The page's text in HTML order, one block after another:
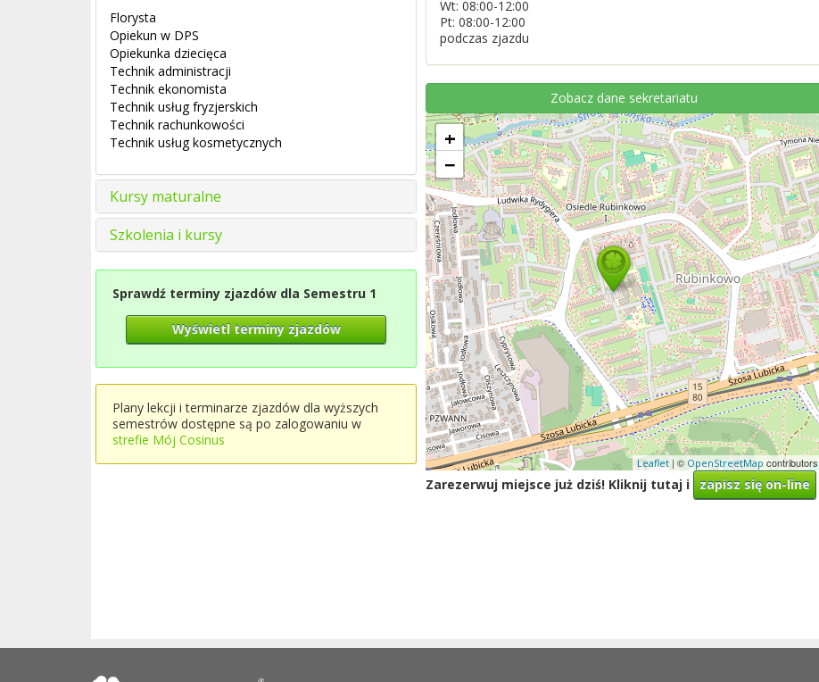
Florysta
Opiekun w DPS
Opiekunka dziecięca
Technik administracji
Technik ekonomista
Technik usług fryzjerskich
Technik rachunkowości
Technik usług kosmetycznych
Kursy maturalne
Szkolenia i kursy
Sprawdź terminy zjazdów dla Semestru 1
Wyświetl terminy zjazdów
Plany lekcji i terminarze zjazdów dla wyższych
semestrów dostępne są po zalogowaniu w
strefie Mój Cosinus
Wt: 08:00-12:00
Pt: 08:00-12:00
podczas zjazdu
Zobacz dane sekretariatu
+
−
Leaflet | © OpenStreetMap contributors
Zarezerwuj miejsce już dziś! Kliknij tutaj i zapisz się on-line